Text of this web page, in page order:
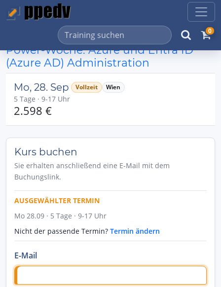
0
Power-Woche: Azure und Entra ID
(Azure AD) Administration
Mo, 28. Sep Vollzeit Wien
5 Tage · 9-17 Uhr
2.598 €
Kurs buchen
Sie erhalten anschließend eine E-Mail mit dem
Buchungslink.
AUSGEWÄHLTER TERMIN
Mo 28.09 · 5 Tage · 9-17 Uhr
Nicht der passende Termin? Termin ändern
E-Mail